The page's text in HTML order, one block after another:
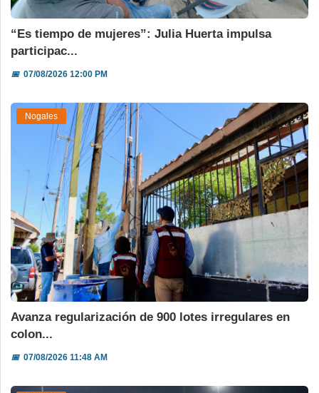
“Es tiempo de mujeres”: Julia Huerta impulsa
participac...
📅07/08/2026 12:00 PM
Nogales
Avanza regularización de 900 lotes irregulares en
colon...
📅07/08/2026 11:48 AM